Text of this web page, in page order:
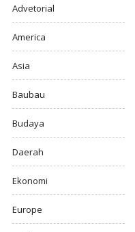
Advetorial
America
Asia
Baubau
Budaya
Daerah
Ekonomi
Europe